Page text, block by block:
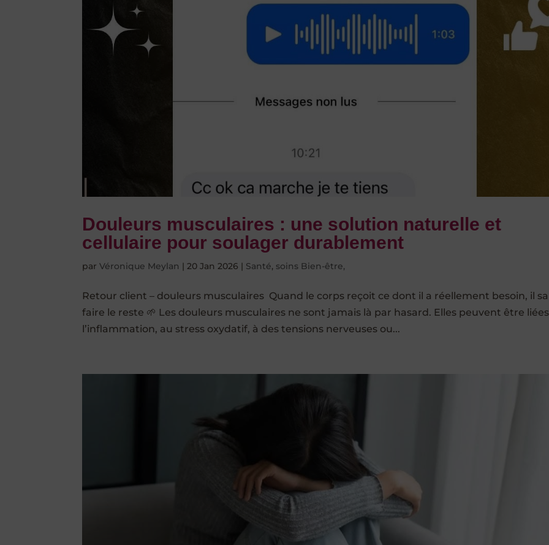
Douleurs musculaires : une solution naturelle et
cellulaire pour soulager durablement
parVéronique Meylan |20 Jan 2026 | Santé, soins Bien-être,
Retour client – douleurs musculaires Quand le corps reçoit ce dont il a réellement besoin, il
faire le reste 🌱 Les douleurs musculaires ne sont jamais là par hasard. Elles peuvent être
l’inflammation, au stress oxydatif, à des tensions nerveuses ou...